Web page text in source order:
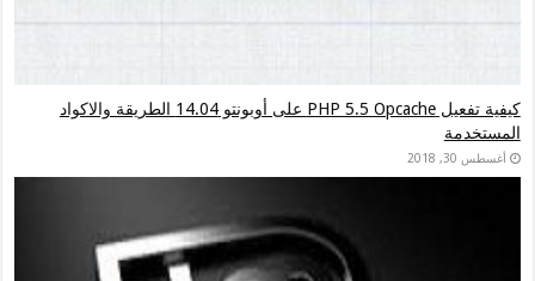
كيفية تفعيل PHP 5.5 Opcache على أوبونتو 14.04 الطريقة والاكواد